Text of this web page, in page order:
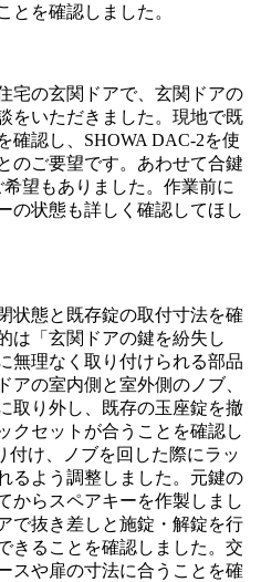
とを確認しました。
宅の玄関ドアで、玄関ドアの
をいただきました。現地で既
確認し、SHOWA DAC-2を使
のご要望です。あわせて合鍵
望もありました。作業前に
の状態も詳しく確認してほし
状態と既存錠の取付寸法を確
は「玄関ドアの鍵を紛失し
無理なく取り付けられる部品
アの室内側と室外側のノブ、
取り外し、既存の玉座錠を撤
クセットが合うことを確認し
付け、ノブを回した際にラッ
るよう調整しました。元鍵の
からスペアキーを作製しまし
で抜き差しと施錠・解錠を行
きることを確認しました。交
スや扉の寸法に合うことを確